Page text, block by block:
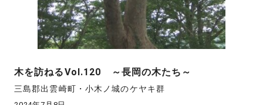
木を訪ねるVol.120 ～長岡の木たち～
三島郡出雲崎町・小木ノ城のケヤキ群